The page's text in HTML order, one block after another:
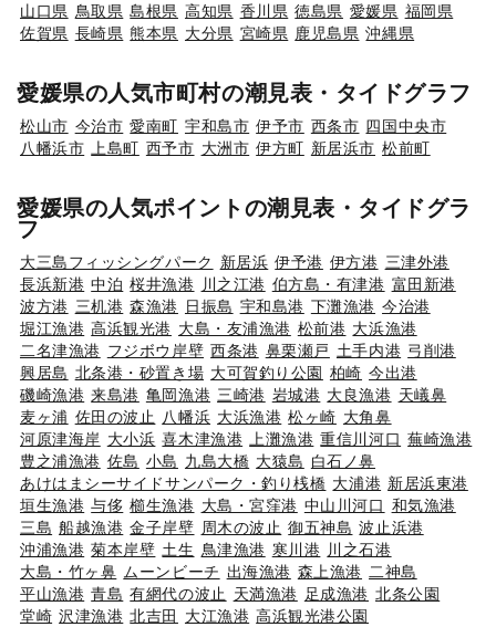
山口県 鳥取県 島根県 高知県 香川県 徳島県 愛媛県 福岡県
佐賀県 長崎県 熊本県 大分県 宮崎県 鹿児島県 沖縄県
愛媛県の人気市町村の潮見表・タイドグラフ
松山市 今治市 愛南町 宇和島市 伊予市 西条市 四国中央市
八幡浜市
上島町 西予市 大洲市 伊方町 新居浜市 松前町
愛媛県の人気ポイントの潮見表・タイドグラ
フ
大三島フィッシングパーク 新居浜 伊予港 伊方港 三津外港
長浜新港 中泊 桜井漁港 川之江港 伯方島・有津港 富田新港
波方港 三机港 森漁港 日振島 宇和島港 下灘漁港 今治港
堀江漁港 高浜観光港 大島・友浦漁港 松前港 大浜漁港
二名津漁港 フジボウ岸壁 西条港 鼻栗瀬戸 土手内港 弓削港
興居島 北条港・砂置き場 大可賀釣り公園 柏崎 今出港
磯崎漁港 来島港 亀岡漁港 三崎港 岩城港 大良漁港 天嶬鼻
麦ヶ浦 佐田の波止 八幡浜 大浜漁港 松ヶ崎 大角鼻
河原津海岸 大小浜 喜木津漁港 上灘漁港 重信川河口 蕪崎漁港
豊之浦漁港 佐島 小島 九島大橋 大猿島 白石ノ鼻
あけはまシーサイドサンパーク・釣り桟橋 大浦港 新居浜東港
垣生漁港 与侈 櫛生漁港 大島・宮窪港 中山川河口 和気漁港
三島 船越漁港 金子岸壁 周木の波止 御五神島 波止浜港
沖浦漁港 菊本岸壁 土生 鳥津漁港 寒川港 川之石港
大島・竹ヶ鼻 ムーンビーチ 出海漁港 森上漁港 二神島
平山漁港 青島 有網代の波止 天満漁港 足成漁港 北条公園
堂崎 沢津漁港 北吉田 大江漁港 高浜観光港公園